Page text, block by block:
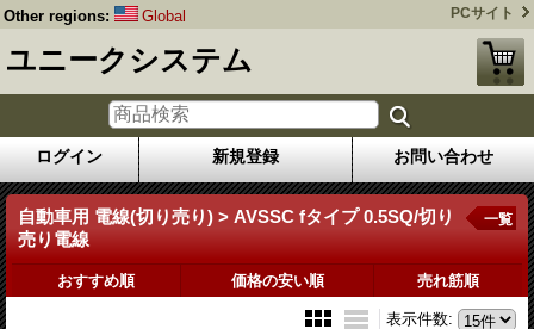
Other regions: Global PCサイト
ユニークシステム
ログイン 新規登録 お問い合わせ
自動車用 電線(切り売り) > AVSSC fタイプ 0.5SQ/切り
売り電線
一覧
おすすめ順 価格の安い順 売れ筋順
表示件数: